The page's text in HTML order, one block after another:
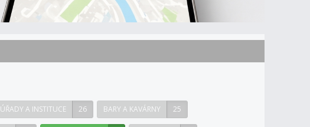
ÚŘADY A INSTITUCE 26 BARY A KAVÁRNY 25